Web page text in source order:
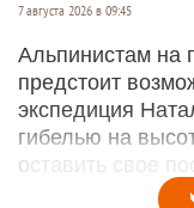
7 августа 2026 в 09:45
Альпинистам на
предстоит
экспедиция
гибелью на
оставить свое